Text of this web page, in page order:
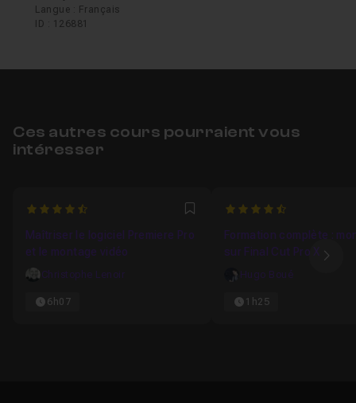
Langue : Français
ID : 126881
Ces autres cours pourraient vous
intéresser
4.8571428571429 Favori
Maîtriser le logiciel Premiere Pro
et le montage vidéo
Christophe Lenoir
6h07
4.2857142857143
Formation complète :
sur Final Cut Pro X
Hugo Boué
1h25